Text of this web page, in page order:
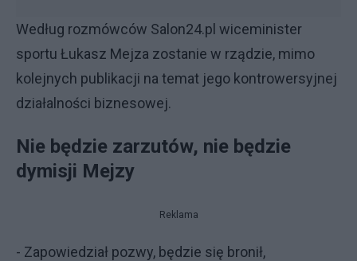
Według rozmówców Salon24.pl wiceminister
sportu Łukasz Mejza zostanie w rządzie, mimo
kolejnych publikacji na temat jego kontrowersyjnej
działalności biznesowej.
Nie będzie zarzutów, nie będzie
dymisji Mejzy
Reklama
- Zapowiedział pozwy, będzie się bronił,